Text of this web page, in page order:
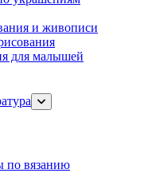
и живописи
для малышей
вязанию